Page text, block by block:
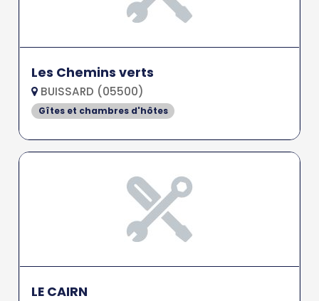
Les Chemins verts
BUISSARD (05500)
Gîtes et chambres d'hôtes
LE CAIRN